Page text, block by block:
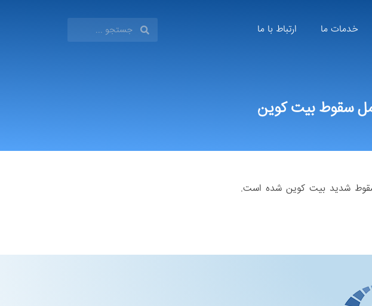
خدمات ما ارتباط با ما
سقوط بیت کوین
سقوط شدید بیت کوین شده است.